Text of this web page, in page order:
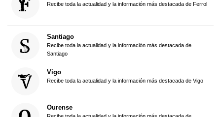
Recibe toda la actualidad y la información más destacada de Ferrol
Santiago
Recibe toda la actualidad y la información más destacada de
Santiago
Vigo
Recibe toda la actualidad y la información más destacada de Vigo
Ourense